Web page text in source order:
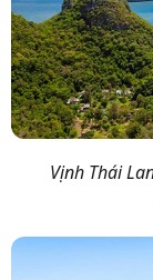
Vịnh Thái